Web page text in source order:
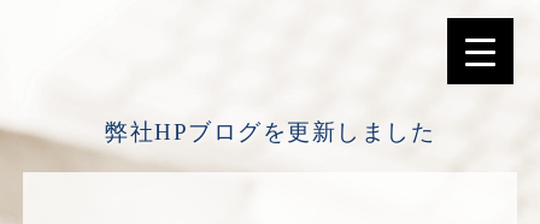
弊社HPブログを更新しました